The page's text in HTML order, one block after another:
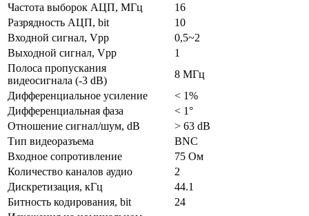
Частота выборок АЦП, МГц
16
Разрядность АЦП, bit
10
Входной сигнал, Vpp
0,5~2
Выходной сигнал, Vpp
1
Полоса пропускания
видеосигнала (-3 dB)
8 МГц
Дифференциальное усиление
< 1%
Дифференциальная фаза
< 1°
Отношение сигнал/шум, dB
> 63 dB
Тип видеоразъема
BNC
Входное сопротивление
75 Ом
Количество каналов аудио
2
Дискретизация, кГц
44.1
Битность кодирования, bit
24